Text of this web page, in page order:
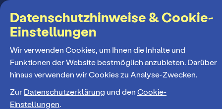
Suchbegriff
MENÜ
Programm
Datenschutzhinweise & Cookie-
Einstellungen
Wir verwenden Cookies, um Ihnen die Inhalte und
Funktionen der Website bestmöglich anzubieten. Darüber
hinaus verwenden wir Cookies zu Analyse-Zwecken.
Zur Datenschutzerklärung und den Cookie-
Einstellungen.